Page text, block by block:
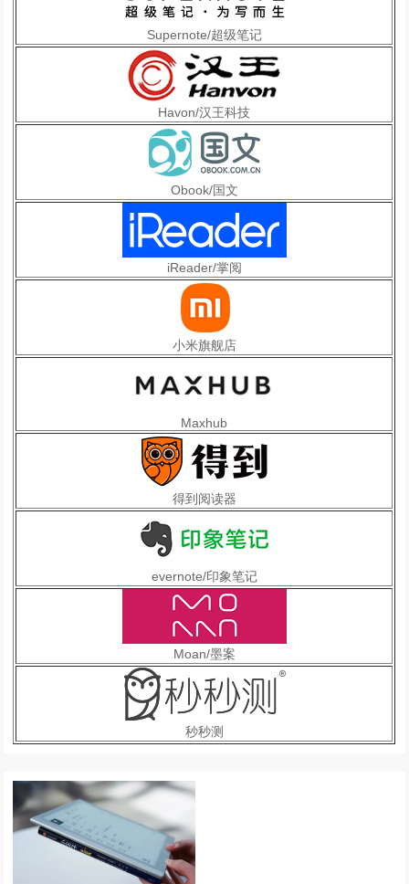
Supernote/超级笔记
Havon/汉王科技
Obook/国文
iReader/掌阅
小米旗舰店
Maxhub
得到阅读器
evernote/印象笔记
Moan/墨案
秒秒测